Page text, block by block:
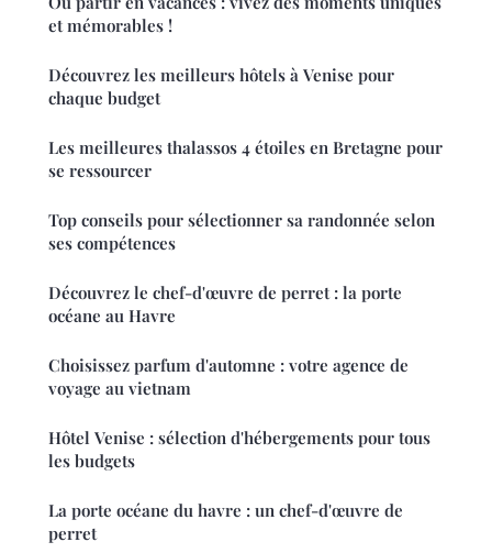
et mémorables !
Découvrez les meilleurs hôtels à Venise pour
chaque budget
Les meilleures thalassos 4 étoiles en Bretagne pour
se ressourcer
Top conseils pour sélectionner sa randonnée selon
ses compétences
Découvrez le chef-d'œuvre de perret : la porte
océane au Havre
Choisissez parfum d'automne : votre agence de
voyage au vietnam
Hôtel Venise : sélection d'hébergements pour tous
les budgets
La porte océane du havre : un chef-d'œuvre de
perret